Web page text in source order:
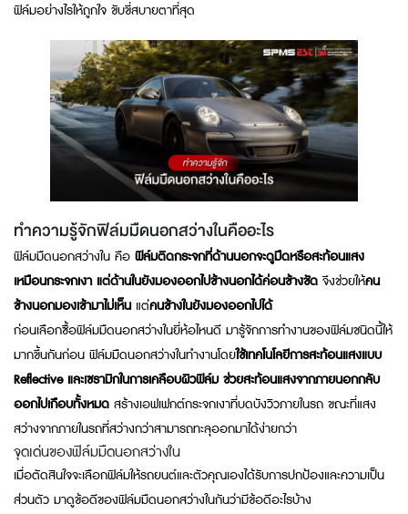
ฟิล์มอย่างไรให้ถูกใจ ขับขี่สบายตาที่สุด
ทำความรู้จักฟิล์มมืดนอกสว่างในคืออะไร
ฟิล์มมืดนอกสว่างใน คือ ฟิล์มติดกระจกที่ด้านนอกจะดูมืดหรือสะท้อนแสง
เหมือนกระจกเงา แต่ด้านในยังมองออกไปข้างนอกได้ค่อนข้างชัด จึงช่วยให้คน
ข้างนอกมองเข้ามาไม่เห็น แต่คนข้างในยังมองออกไปได้
ก่อนเลือกซื้อฟิล์มมืดนอกสว่างในยี่ห้อไหนดี มารู้จักการทำงานของฟิล์มชนิดนี้ให้
มากขึ้นกันก่อน ฟิล์มมืดนอกสว่างในทำงานโดยใช้เทคโนโลยีการสะท้อนแสงแบบ
Reflective และเซรามิกในการเคลือบผิวฟิล์ม ช่วยสะท้อนแสงจากภายนอกกลับ
ออกไปเกือบทั้งหมด สร้างเอฟเฟกต์กระจกเงาที่บดบังวิวภายในรถ ขณะที่แสง
สว่างจากภายในรถที่สว่างกว่าสามารถทะลุออกมาได้ง่ายกว่า
จุดเด่นของฟิล์มมืดนอกสว่างใน
เมื่อตัดสินใจจะเลือกฟิล์มให้รถยนต์และตัวคุณเองได้รับการปกป้องและความเป็น
ส่วนตัว มาดูข้อดีของฟิล์มมืดนอกสว่างในกันว่ามีข้อดีอะไรบ้าง